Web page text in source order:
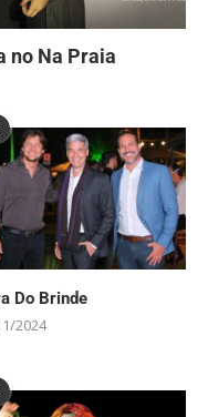
no Na Praia
Do Brinde
2024